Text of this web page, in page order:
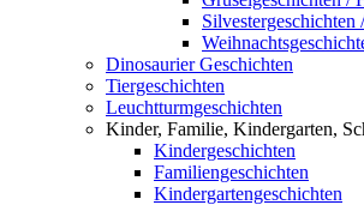
Silvestergeschichten
Dinosaurier Geschichten
Tiergeschichten
Leuchtturmgeschichten
Kinder, Familie, Kindergarten,
Kindergeschichten
Familiengeschichten
Kindergartengeschichten